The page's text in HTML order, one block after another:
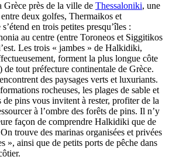
Grèce près de la ville de Thessaloniki, une
deux golfes, Thermaikos et
en trois petites presqu’îles :
au centre (entre Toroneos et Siggitikos
Les trois « jambes » de Halkidiki,
forment la plus longue côte
tout préfecture continentale de Grèce.
des paysages verts et luxuriants.
rocheuses, les plages de sable et
de pins vous invitent à rester, profiter de la
à l’ombre des forêts de pins. Il n’y
façon de comprendre Halkidiki que de
trouve des marinas organisées et privées
», ainsi que de petits ports de pêche dans